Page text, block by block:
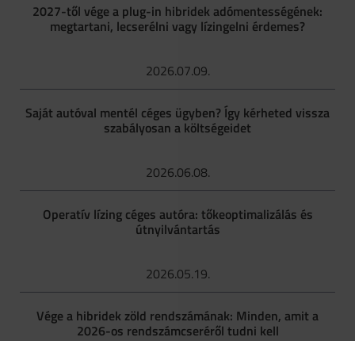
2027-től vége a plug-in hibridek adómentességének:
megtartani, lecserélni vagy lízingelni érdemes?
2026.07.09.
Saját autóval mentél céges ügyben? Így kérheted vissza
szabályosan a költségeidet
2026.06.08.
Operatív lízing céges autóra: tőkeoptimalizálás és
útnyilvántartás
2026.05.19.
Vége a hibridek zöld rendszámának: Minden, amit a
2026-os rendszámcseréről tudni kell